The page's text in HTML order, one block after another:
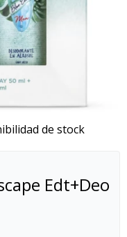
de stock
Edt+Deo